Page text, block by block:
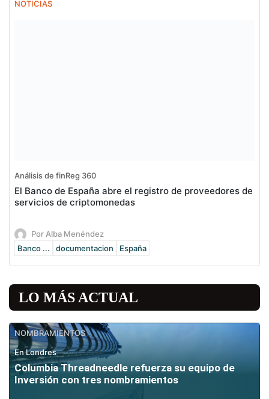
NOTICIAS
Análisis de finReg 360
El Banco de España abre el registro de proveedores de
servicios de criptomonedas
Por Alba Menéndez
Banco ...
documentacion España
LO MÁS ACTUAL
NOMBRAMIENTOS
En Londres
Columbia Threadneedle refuerza su equipo de
Inversión con tres nombramientos